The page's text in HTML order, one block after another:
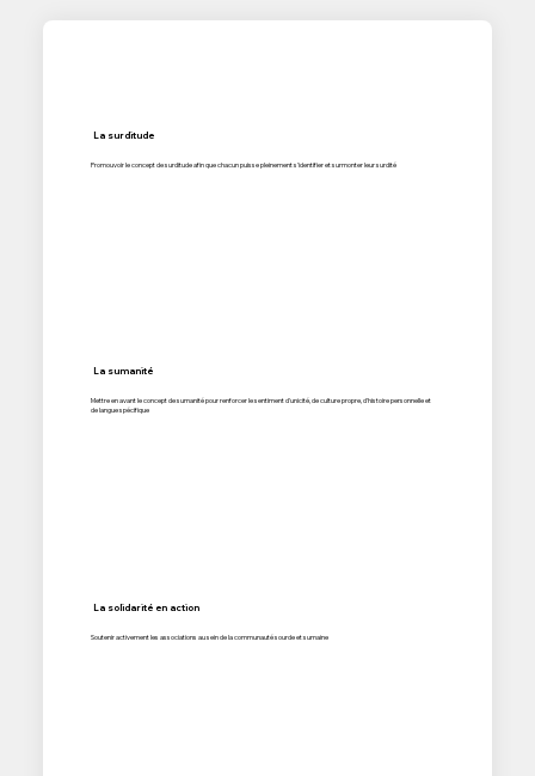
La surditude
Promouvoir le concept de surditude afin que chacun puisse pleinement s'identifier et surmonter leur surdité
La sumanité
Mettre en avant le concept de sumanité pour renforcer le sentiment d'unicité, de culture propre, d'histoire personnelle et
de langue spécifique
La solidarité en action
Soutenir activement les associations au sein de la communauté sourde et sumaine